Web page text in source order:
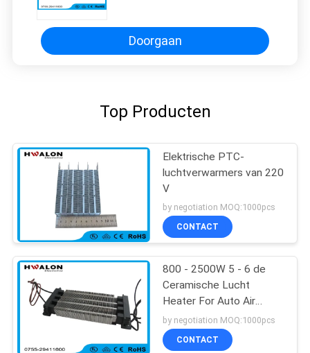
Verwarmer
Doorgaan
Top Producten
Elektrische PTC-
luchtverwarmers van 220
V
by negotiation MOQ:1000pcs
CONTACT
800 - 2500W 5 - 6 de
Ceramische Lucht
Heater For Auto Air
Conditioner van M/S
220v Ptc
by negotiation MOQ:1000pcs
CONTACT